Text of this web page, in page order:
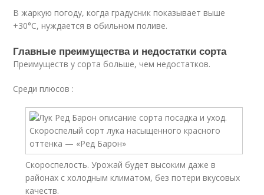
В жаркую погоду, когда градусник показывает выше
+30°C, нуждается в обильном поливе.
Главные преимущества и недостатки сорта
Преимуществ у сорта больше, чем недостатков.
Среди плюсов :
Скороспелость. Урожай будет высоким даже в
районах с холодным климатом, без потери вкусовых
качеств.